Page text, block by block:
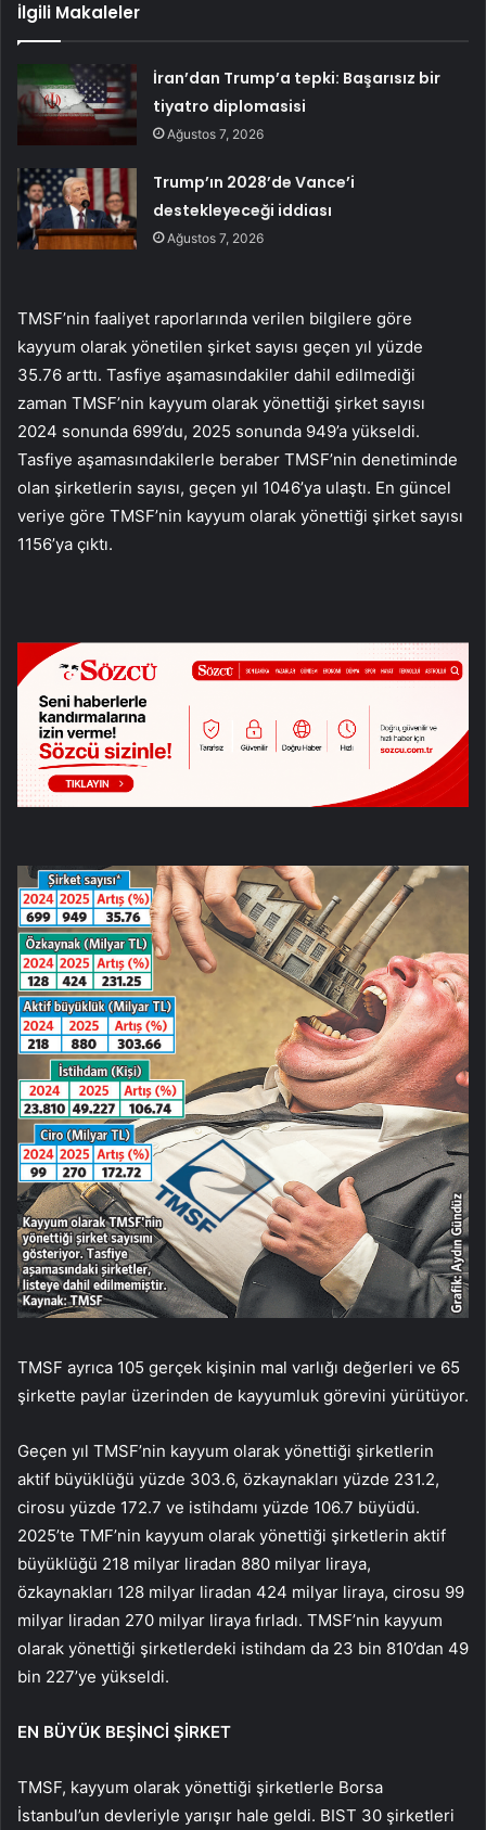
İlgili Makaleler
İran’dan Trump’a tepki: Başarısız bir
tiyatro diplomasisi
Ağustos 7, 2026
Trump’ın 2028’de Vance’i
destekleyeceği iddiası
Ağustos 7, 2026
TMSF’nin faaliyet raporlarında verilen bilgilere göre
kayyum olarak yönetilen şirket sayısı geçen yıl yüzde
35.76 arttı. Tasfiye aşamasındakiler dahil edilmediği
zaman TMSF’nin kayyum olarak yönettiği şirket sayısı
2024 sonunda 699’du, 2025 sonunda 949’a yükseldi.
Tasfiye aşamasındakilerle beraber TMSF’nin denetiminde
olan şirketlerin sayısı, geçen yıl 1046’ya ulaştı. En güncel
veriye göre TMSF’nin kayyum olarak yönettiği şirket sayısı
1156’ya çıktı.
TMSF ayrıca 105 gerçek kişinin mal varlığı değerleri ve 65
şirkette paylar üzerinden de kayyumluk görevini yürütüyor.
Geçen yıl TMSF’nin kayyum olarak yönettiği şirketlerin
aktif büyüklüğü yüzde 303.6, özkaynakları yüzde 231.2,
cirosu yüzde 172.7 ve istihdamı yüzde 106.7 büyüdü.
2025’te TMF’nin kayyum olarak yönettiği şirketlerin aktif
büyüklüğü 218 milyar liradan 880 milyar liraya,
özkaynakları 128 milyar liradan 424 milyar liraya, cirosu 99
milyar liradan 270 milyar liraya fırladı. TMSF’nin kayyum
olarak yönettiği şirketlerdeki istihdam da 23 bin 810’dan 49
bin 227’ye yükseldi.
EN BÜYÜK BEŞİNCİ ŞİRKET
TMSF, kayyum olarak yönettiği şirketlerle Borsa
İstanbul’un devleriyle yarışır hale geldi. BIST 30 şirketleri